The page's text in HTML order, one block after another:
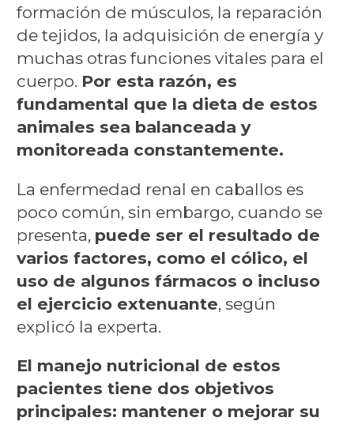
formación de músculos, la reparación
de tejidos, la adquisición de energía y
muchas otras funciones vitales para el
cuerpo. Por esta razón, es
fundamental que la dieta de estos
animales sea balanceada y
monitoreada constantemente.
La enfermedad renal en caballos es
poco común, sin embargo, cuando se
presenta, puede ser el resultado de
varios factores, como el cólico, el
uso de algunos fármacos o incluso
el ejercicio extenuante, según
explicó la experta.
El manejo nutricional de estos
pacientes tiene dos objetivos
principales: mantener o mejorar su